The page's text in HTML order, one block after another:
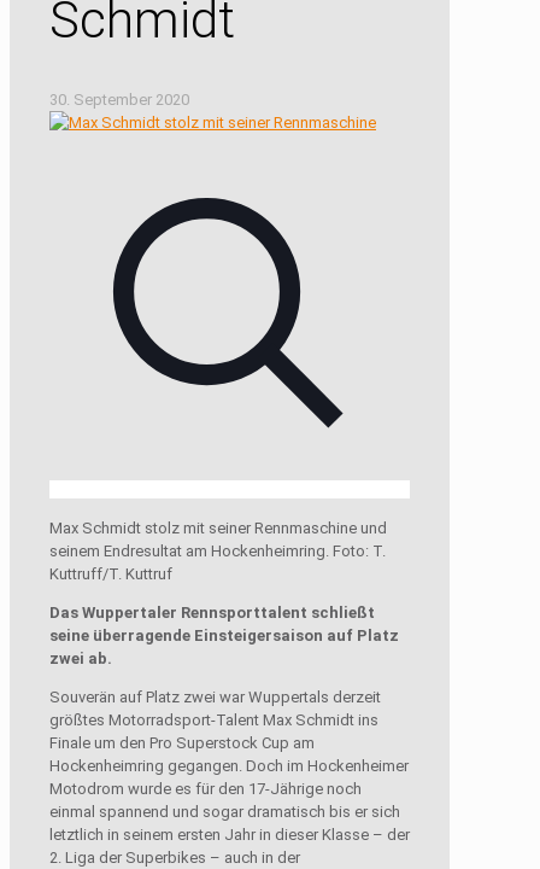
Schmidt
30. September 2020
Max Schmidt stolz mit seiner Rennmaschine und
seinem Endresultat am Hockenheimring. Foto: T.
Kuttruff/T. Kuttruf
Das Wuppertaler Rennsporttalent schließt
seine überragende Einsteigersaison auf Platz
zwei ab.
Souverän auf Platz zwei war Wuppertals derzeit
größtes Motorradsport-Talent Max Schmidt ins
Finale um den Pro Superstock Cup am
Hockenheimring gegangen. Doch im Hockenheimer
Motodrom wurde es für den 17-Jährige noch
einmal spannend und sogar dramatisch bis er sich
letztlich in seinem ersten Jahr in dieser Klasse – der
2. Liga der Superbikes – auch in der